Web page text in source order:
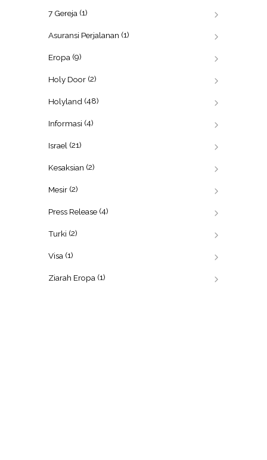
7 Gereja (1)
Asuransi Perjalanan (1)
Eropa (9)
Holy Door (2)
Holyland (48)
Informasi (4)
Israel (21)
Kesaksian (2)
Mesir (2)
Press Release (4)
Turki (2)
Visa (1)
Ziarah Eropa (1)